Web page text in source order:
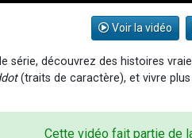
Voir la vidéo
série, découvrez des histoires
(traits de caractère), et vivre
Cette vidéo fait partie de